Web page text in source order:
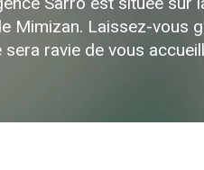
Mimizan. Laissez-vous
sera ravie de vous